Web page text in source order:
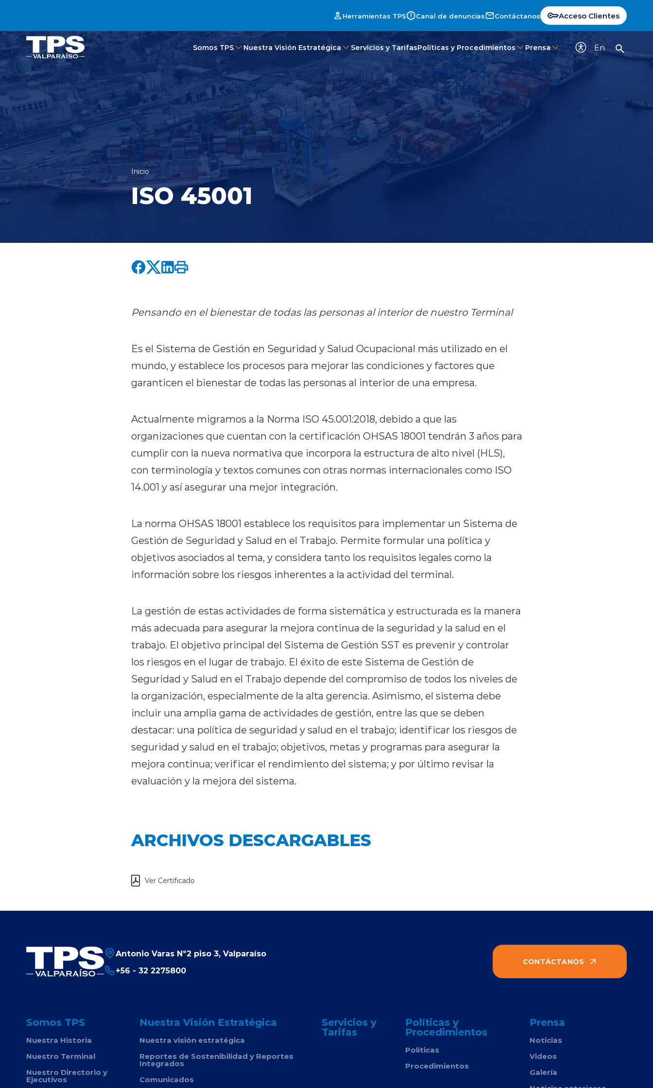
Herramientas TPS Canal de denuncias Contáctanos Acceso Clientes
Somos TPS Nuestra Visión Estratégica Servicios y TarifasPolíticas y Procedimientos Prensa En
Inicio
ISO 45001
Pensando en el bienestar de todas las personas al interior de nuestro Terminal
Es el Sistema de Gestión en Seguridad y Salud Ocupacional más utilizado en el
mundo, y establece los procesos para mejorar las condiciones y factores que
garanticen el bienestar de todas las personas al interior de una empresa.
Actualmente migramos a la Norma ISO 45.001:2018, debido a que las
organizaciones que cuentan con la certificación OHSAS 18001 tendrán 3 años para
cumplir con la nueva normativa que incorpora la estructura de alto nivel (HLS),
con terminología y textos comunes con otras normas internacionales como ISO
14.001 y así asegurar una mejor integración.
La norma OHSAS 18001 establece los requisitos para implementar un Sistema de
Gestión de Seguridad y Salud en el Trabajo. Permite formular una política y
objetivos asociados al tema, y considera tanto los requisitos legales como la
información sobre los riesgos inherentes a la actividad del terminal.
La gestión de estas actividades de forma sistemática y estructurada es la manera
más adecuada para asegurar la mejora continua de la seguridad y la salud en el
trabajo. El objetivo principal del Sistema de Gestión SST es prevenir y controlar
los riesgos en el lugar de trabajo. El éxito de este Sistema de Gestión de
Seguridad y Salud en el Trabajo depende del compromiso de todos los niveles de
la organización, especialmente de la alta gerencia. Asimismo, el sistema debe
incluir una amplia gama de actividades de gestión, entre las que se deben
destacar: una política de seguridad y salud en el trabajo; identificar los riesgos de
seguridad y salud en el trabajo; objetivos, metas y programas para asegurar la
mejora continua; verificar el rendimiento del sistema; y por último revisar la
evaluación y la mejora del sistema.
ARCHIVOS DESCARGABLES
Ver Certificado
Antonio Varas Nº2 piso 3, Valparaíso
+56 - 32 2275800
CONTÁCTANOS
Somos TPS
Nuestra Historia
Nuestro Terminal
Nuestro Directorio y
Ejecutivos
Nuestra Visión Estratégica
Nuestra visión estratégica
Reportes de Sostenibilidad y Reportes
Integrados
Comunicados
Servicios y
Tarifas
Políticas y
Procedimientos
Políticas
Procedimientos
Prensa
Noticias
Videos
Galería